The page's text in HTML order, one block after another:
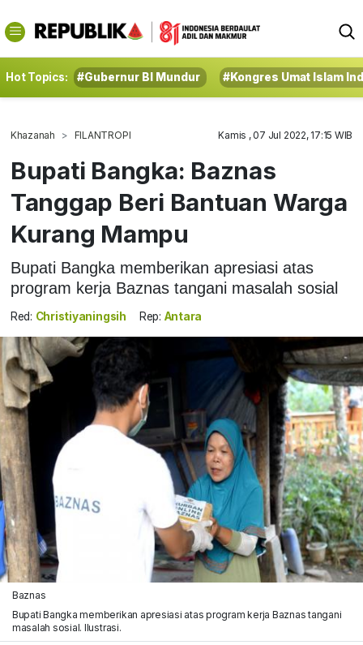
Hot Topics: #Gubernur BI Mundur #Kongres Umat Islam
Khazanah FILANTROPI Kamis , 07 Jul 2022, 17:15 WIB
Bupati Bangka: Baznas
Tanggap Beri Bantuan Warga
Kurang Mampu
Bupati Bangka memberikan apresiasi atas
program kerja Baznas tangani masalah sosial
Red: Christiyaningsih Rep: Antara
Baznas
Bupati Bangka memberikan apresiasi atas program kerja Baznas tangani
masalah sosial. Ilustrasi.